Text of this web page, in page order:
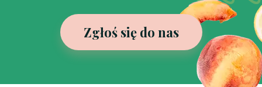
Zgłoś się do nas